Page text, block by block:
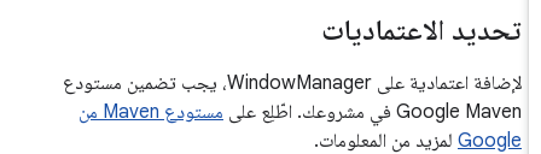
تحديد الاعتماديات
لإضافة اعتمادية على WindowManager، يجب تضمين مستودع
Google Maven في مشروعك. اطّلِع على
مستودع Maven من
Googleلمزيد من المعلومات.